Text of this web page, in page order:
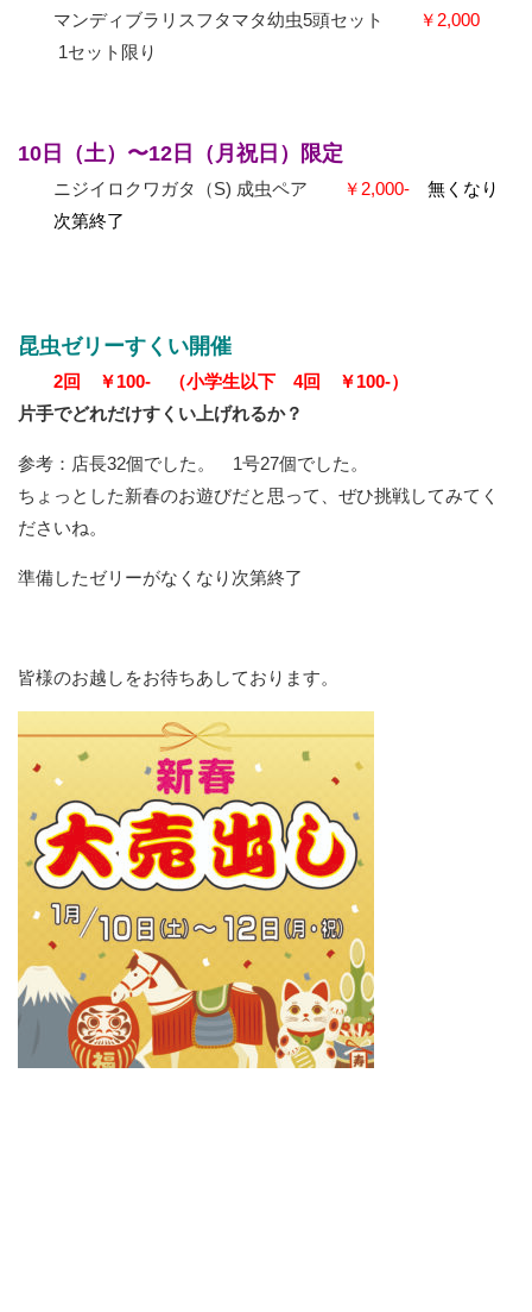
マンディブラリスフタマタ幼虫5頭セット
￥2,000
1セット限り
10日（土）〜12日（月祝日）限定
ニジイロクワガタ（S) 成虫ペア ￥2,000- 無くなり
次第終了
昆虫ゼリーすくい開催
2回 ￥100- （小学生以下 4回 ￥100-）
片手でどれだけすくい上げれるか？
参考：店長32個でした。 1号27個でした。
ちょっとした新春のお遊びだと思って、ぜひ挑戦してみてく
ださいね。
準備したゼリーがなくなり次第終了
皆様のお越しをお待ちあしております。